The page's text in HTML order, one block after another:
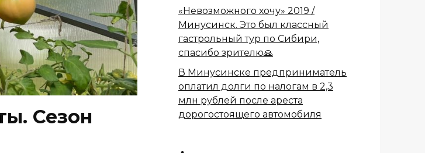
Сезон
«Невозможного хочу» 2019 /
Минусинск. Это был классный
гастрольный тур по Сибири,
спасибо зрителю🙏
В Минусинске предприниматель
оплатил долги по налогам в 2,3
млн рублей после ареста
дорогостоящего автомобиля